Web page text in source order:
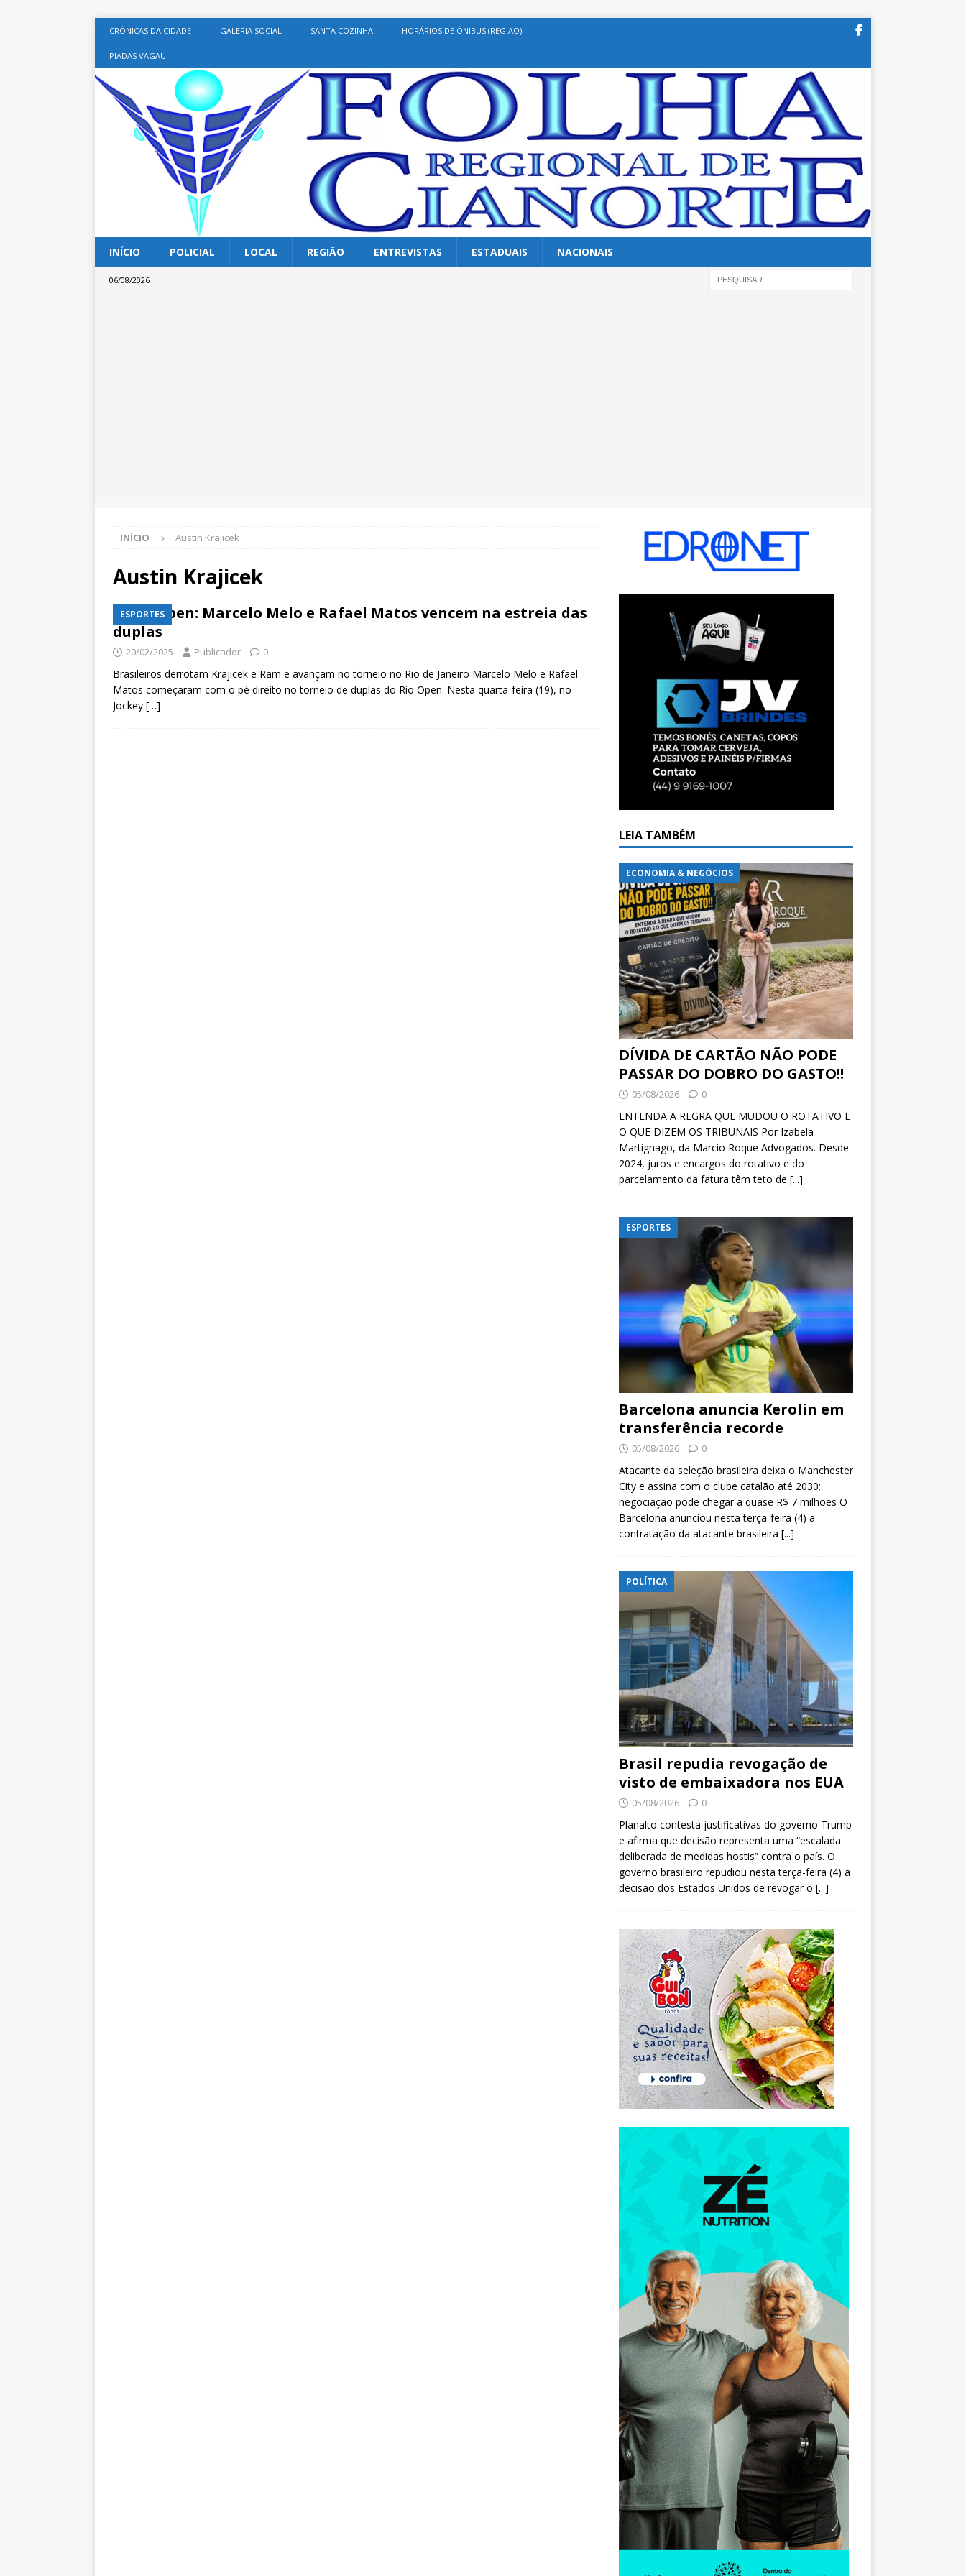
CRÔNICAS DA CIDADE GALERIA SOCIAL SANTA COZINHA HORÁRIOS DE ÔNIBUS (REGIÃO)
PIADAS VAGAU
INÍCIO POLICIAL LOCAL REGIÃO ENTREVISTAS ESTADUAIS NACIONAIS
06/08/2026
INÍCIO Austin Krajicek
Austin Krajicek
ESPORTES
Rio Open: Marcelo Melo e Rafael Matos vencem na estreia das
duplas
20/02/2025 Publicador 0
Brasileiros derrotam Krajicek e Ram e avançam no torneio no Rio de Janeiro Marcelo Melo e Rafael
Matos começaram com o pé direito no torneio de duplas do Rio Open. Nesta quarta-feira (19), no
Jockey […]
LEIA TAMBÉM
ECONOMIA & NEGÓCIOS
DÍVIDA DE CARTÃO NÃO PODE
PASSAR DO DOBRO DO GASTO!!
05/08/2026 0
ENTENDA A REGRA QUE MUDOU O ROTATIVO E
O QUE DIZEM OS TRIBUNAIS Por Izabela
Martignago, da Marcio Roque Advogados. Desde
2024, juros e encargos do rotativo e do
parcelamento da fatura têm teto de [...]
ESPORTES
Barcelona anuncia Kerolin em
transferência recorde
05/08/2026 0
Atacante da seleção brasileira deixa o Manchester
City e assina com o clube catalão até 2030;
negociação pode chegar a quase R$ 7 milhões O
Barcelona anunciou nesta terça-feira (4) a
contratação da atacante brasileira [...]
POLÍTICA
Brasil repudia revogação de
visto de embaixadora nos EUA
05/08/2026 0
Planalto contesta justificativas do governo Trump
e afirma que decisão representa uma “escalada
deliberada de medidas hostis” contra o país. O
governo brasileiro repudiou nesta terça-feira (4) a
decisão dos Estados Unidos de revogar o [...]